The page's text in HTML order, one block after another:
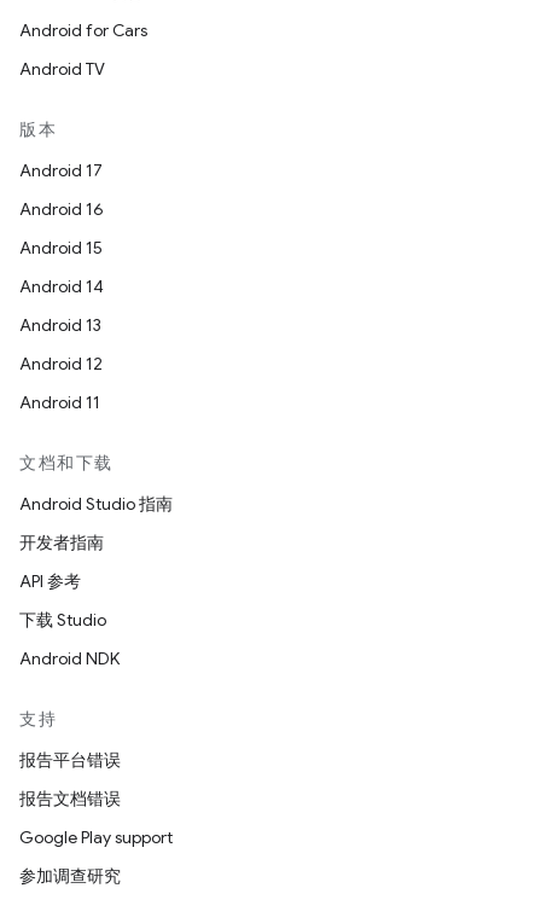
Android for Cars
Android TV
版本
Android 17
Android 16
Android 15
Android 14
Android 13
Android 12
Android 11
文档和下载
Android Studio 指南
开发者指南
API 参考
下载 Studio
Android NDK
支持
报告平台错误
报告文档错误
Google Play support
参加调查研究